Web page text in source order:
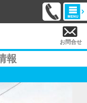
お問合せ
報